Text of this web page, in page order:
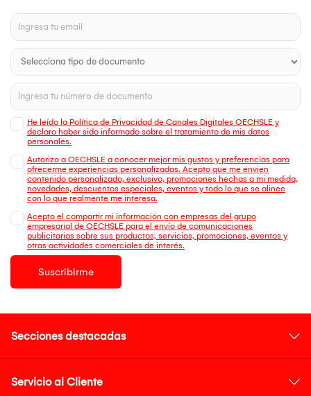
He leído la Política de Privacidad de Canales Digitales OECHSLE y
declaro haber sido informado sobre el tratamiento de mis datos
personales.
Autorizo a OECHSLE a conocer mejor mis gustos y preferencias para
ofrecerme experiencias personalizadas. Acepto que me envien
contenido personalizado, exclusivo, promociones hechas a mi medida,
novedades, descuentos especiales, eventos y todo lo que se alinee
con lo que realmente me interesa.
Acepto el compartir mi información con empresas del grupo
empresarial de OECHSLE para el envío de comunicaciones
publicitarias sobre sus productos, servicios, promociones, eventos y
otras actividades comerciales de interés.
Suscribirme
Secciones destacadas
Servicio al Cliente